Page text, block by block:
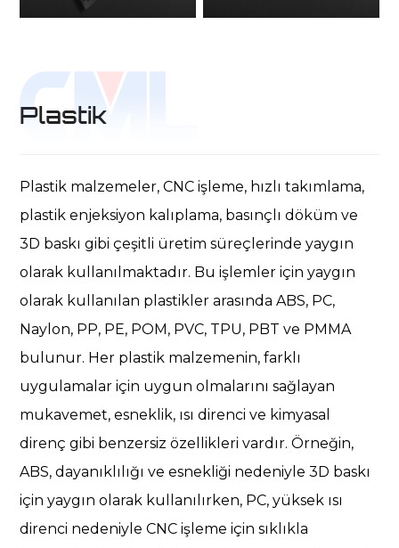
Plastik
Plastik malzemeler, CNC işleme, hızlı takımlama,
plastik enjeksiyon kalıplama, basınçlı döküm ve
3D baskı gibi çeşitli üretim süreçlerinde yaygın
olarak kullanılmaktadır. Bu işlemler için yaygın
olarak kullanılan plastikler arasında ABS, PC,
Naylon, PP, PE, POM, PVC, TPU, PBT ve PMMA
bulunur. Her plastik malzemenin, farklı
uygulamalar için uygun olmalarını sağlayan
mukavemet, esneklik, ısı direnci ve kimyasal
direnç gibi benzersiz özellikleri vardır. Örneğin,
ABS, dayanıklılığı ve esnekliği nedeniyle 3D baskı
için yaygın olarak kullanılırken, PC, yüksek ısı
direnci nedeniyle CNC işleme için sıklıkla